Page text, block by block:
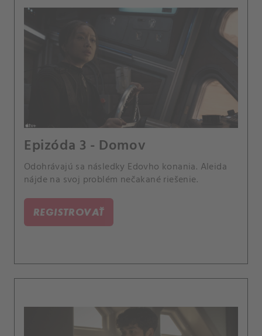
Epizóda 3 - Domov
Odohrávajú sa následky Edovho konania. Aleida
nájde na svoj problém nečakané riešenie.
REGISTROVAŤ